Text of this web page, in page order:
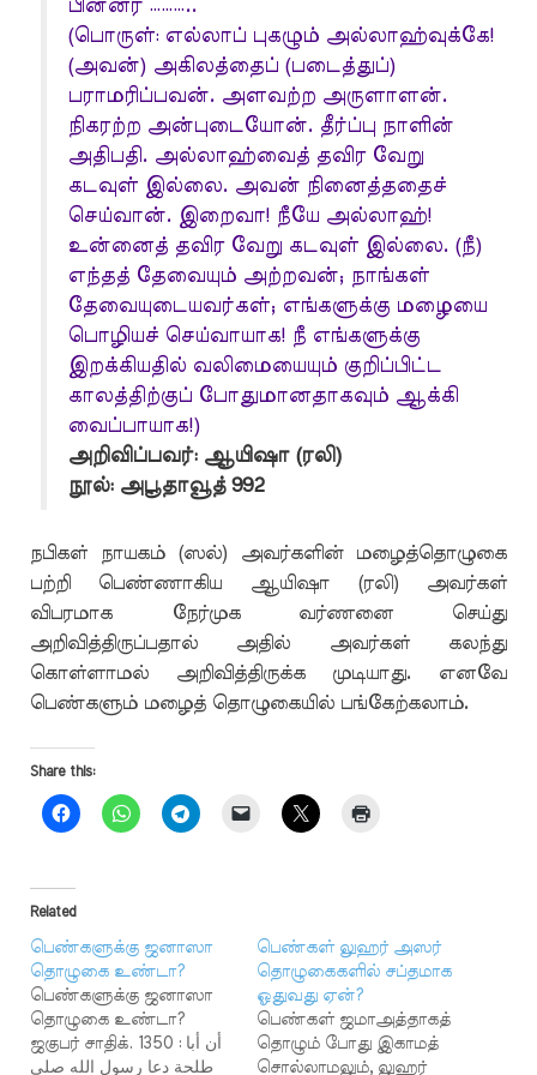
பின்னர் ………..
(பொருள்: எல்லாப் புகழும் அல்லாஹ்வுக்கே!
(அவன்) அகிலத்தைப் (படைத்துப்)
பராமரிப்பவன். அளவற்ற அருளாளன்.
நிகரற்ற அன்புடையோன். தீர்ப்பு நாளின்
அதிபதி. அல்லாஹ்வைத் தவிர வேறு
கடவுள் இல்லை. அவன் நினைத்ததைச்
செய்வான். இறைவா! நீயே அல்லாஹ்!
உன்னைத் தவிர வேறு கடவுள் இல்லை. (நீ)
எந்தத் தேவையும் அற்றவன்; நாங்கள்
தேவையுடையவர்கள்; எங்களுக்கு மழையை
பொழியச் செய்வாயாக! நீ எங்களுக்கு
இறக்கியதில் வலிமையையும் குறிப்பிட்ட
காலத்திற்குப் போதுமானதாகவும் ஆக்கி
வைப்பாயாக!)
அறிவிப்பவர்: ஆயிஷா (ரலி)
நூல்: அபூதாவூத் 992
நபிகள் நாயகம் (ஸல்) அவர்களின் மழைத்தொழுகை
பற்றி பெண்ணாகிய ஆயிஷா (ரலி) அவர்கள்
விபரமாக நேர்முக வர்ணனை செய்து
அறிவித்திருப்பதால் அதில் அவர்கள் கலந்து
கொள்ளாமல் அறிவித்திருக்க முடியாது. எனவே
பெண்களும் மழைத் தொழுகையில் பங்கேற்கலாம்.
Share this:
Related
பெண்களுக்கு ஜனாஸா
தொழுகை உண்டா?
பெண்களுக்கு ஜனாஸா
தொழுகை உண்டா?
ஜகுபர் சாதிக். 1350 : أن أبا
طلحة دعا رسول الله صلى
பெண்கள் லுஹர் அஸர்
தொழுகைகளில் சப்தமாக
ஓதுவது ஏன்?
பெண்கள் ஜமாஅத்தாகத்
தொழும் போது இகாமத்
சொல்லாமலும், லுஹர்